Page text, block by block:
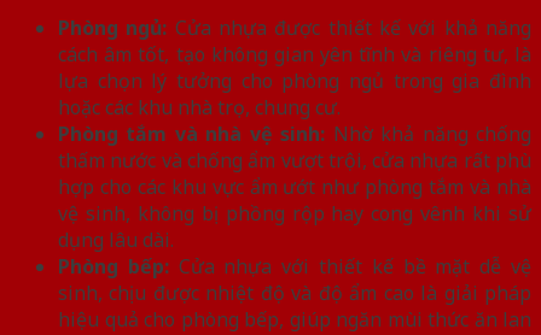
Phòng ngủ: Cửa nhựa được thiết kế với khả năng
cách âm tốt, tạo không gian yên tĩnh và riêng tư, là
lựa chọn lý tưởng cho phòng ngủ trong gia đình
hoặc các khu nhà trọ, chung cư.
Phòng tắm và nhà vệ sinh: Nhờ khả năng chống
thấm nước và chống ẩm vượt trội, cửa nhựa rất phù
hợp cho các khu vực ẩm ướt như phòng tắm và nhà
vệ sinh, không bị phồng rộp hay cong vênh khi sử
dụng lâu dài.
Phòng bếp:Cửa nhựa với thiết kế bề mặt dễ vệ
sinh, chịu được nhiệt độ và độ ẩm cao là giải pháp
hiệu quả cho phòng bếp, giúp ngăn mùi thức ăn lan